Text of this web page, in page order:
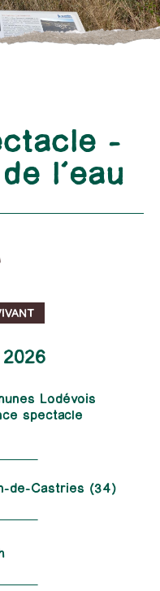
–
l’eau
Lodévois
spectacle
de-Castries (34)